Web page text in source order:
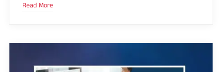
Read More